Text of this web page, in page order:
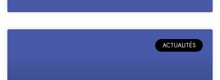
ACTUALITÉS